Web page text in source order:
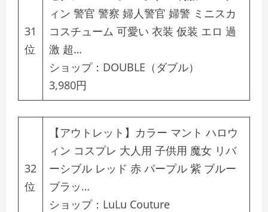
31
位
ィン 警官 警察 婦人警官 婦警 ミニスカ
コスチューム 可愛い 衣装 仮装 エロ 過
激 超…
ショップ： DOUBLE（ダブル）
3,980円
32
位
【アウトレット】カラー マント ハロウ
ィン コスプレ 大人用 子供用 魔女 リバ
ーシブル レッド 赤 パープル 紫 ブルー
ブラッ…
ショップ： LuLu Couture